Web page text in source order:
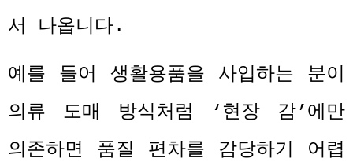
서 나옵니다.
예를 들어 생활용품을 사입하는 분이
의류 도매 방식처럼
‘ 현장 감’에만
의존하면 품질 편차를 감당하기 어렵